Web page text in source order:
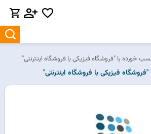
خورده با "فروشگاه فیزیکی با فروشگاه اینترنتی"
فیزیکی با فروشگاه اینترنتی"